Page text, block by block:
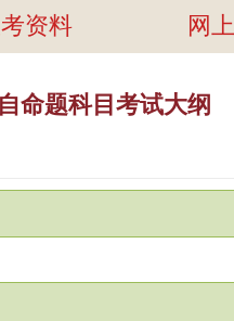
资料 网
命题科目考试大纲